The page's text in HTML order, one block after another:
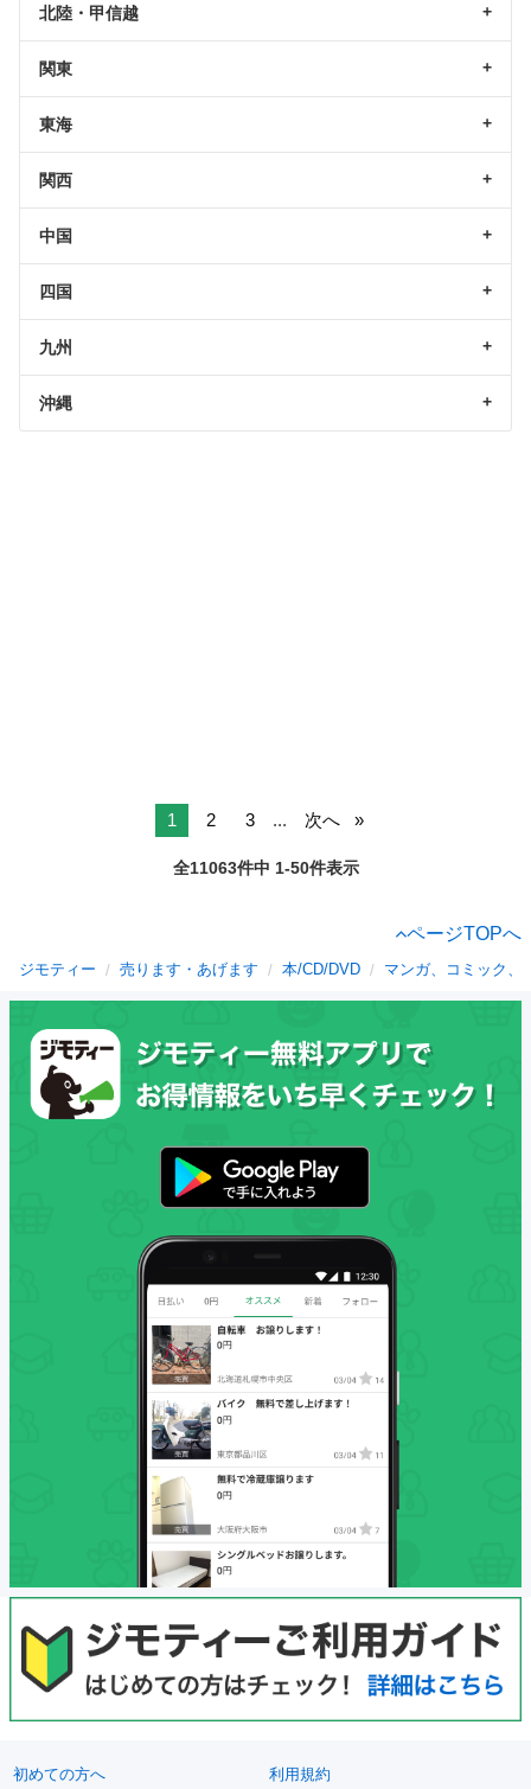
北陸・甲信越
関東
東海
関西
中国
四国
九州
沖縄
1 2 3 ... 次へ
全11063件中 1-50件表示
ページTOPへ
ジモティー 売ります・あげます 本/CD/DVD マンガ、コミック、
初めての方へ 利用規約